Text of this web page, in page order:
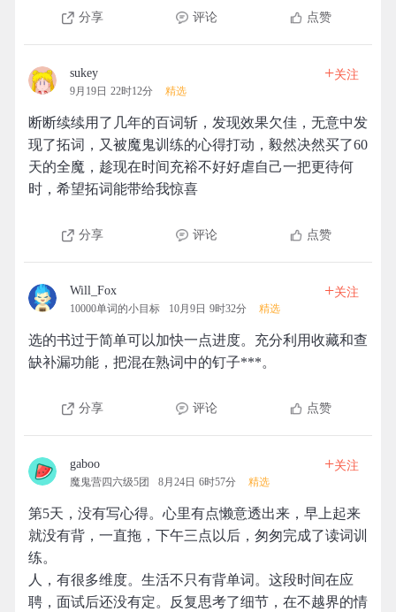
分享 评论 点赞
sukey
9月19日 22时12分 精选
+关注
断断续续用了几年的百词斩，发现效果欠佳，无意中发
现了拓词，又被魔鬼训练的心得打动，毅然决然买了60
天的全魔，趁现在时间充裕不好好虐自己一把更待何
时，希望拓词能带给我惊喜
分享 评论 点赞
Will_Fox
10000单词的小目标 10月9日 9时32分 精选
+关注
选的书过于简单可以加快一点进度。充分利用收藏和查
缺补漏功能，把混在熟词中的钉子***。
分享 评论 点赞
gaboo
魔鬼营四六级5团 8月24日 6时57分 精选
+关注
第5天，没有写心得。心里有点懒意透出来，早上起来
就没有背，一直拖，下午三点以后，匆匆完成了读词训
练。
人，有很多维度。生活不只有背单词。这段时间在应
聘，面试后还没有定。反复思考了细节，在不越界的情